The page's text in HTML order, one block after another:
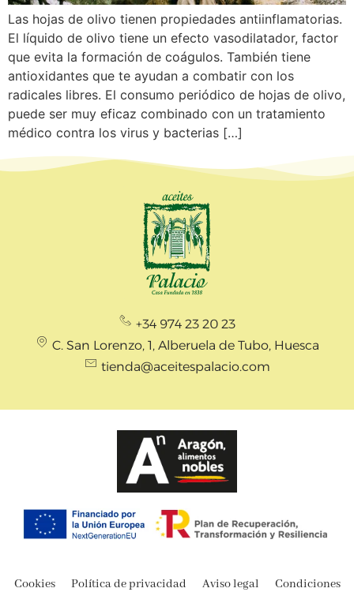
Las hojas de olivo tienen propiedades antiinflamatorias.
El líquido de olivo tiene un efecto vasodilatador, factor
que evita la formación de coágulos. También tiene
antioxidantes que te ayudan a combatir con los
radicales libres. El consumo periódico de hojas de olivo,
puede ser muy eficaz combinado con un tratamiento
médico contra los virus y bacterias […]
+34 974 23 20 23
C. San Lorenzo, 1, Alberuela de Tubo, Huesca
tienda@aceitespalacio.com
Cookies Política de privacidad Aviso legal Condiciones